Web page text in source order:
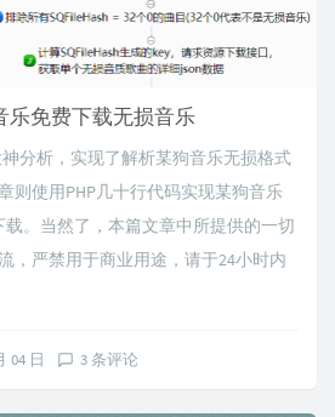
乐免费下载无损音乐
分析，实现了解析某狗音乐无损格式
则使用PHP几十行代码实现某狗音乐
。当然了，本篇文章中所提供的一切
，严禁用于商业用途，请于24小时内
04 日 3 条评论